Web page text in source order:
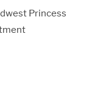
Princess